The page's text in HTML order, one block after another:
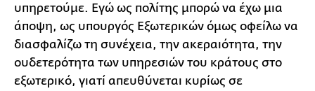
υπηρετούμε. Εγώ ως πολίτης μπορώ να έχω μια
άποψη, ως υπουργός Εξωτερικών όμως οφείλω να
διασφαλίζω τη συνέχεια, την ακεραιότητα, την
ουδετερότητα των υπηρεσιών του κράτους στο
εξωτερικό, γιατί απευθύνεται κυρίως σε